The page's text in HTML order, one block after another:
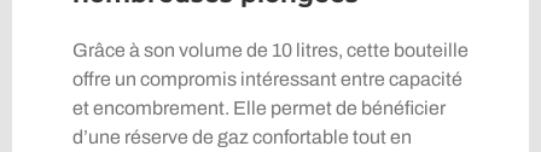
Grâce à son volume de 10 litres, cette bouteille
offre un compromis intéressant entre capacité
et encombrement. Elle permet de bénéficier
d’une réserve de gaz confortable tout en